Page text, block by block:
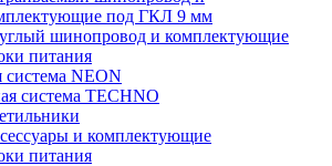
под ГКЛ 9 мм
шинопровод и комплектующие
питания
система NEON
система TECHNO
и комплектующие
питания